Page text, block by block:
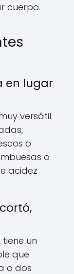
cuerpo.
en lugar
versátil.
o
o
acidez
un
que
o dos